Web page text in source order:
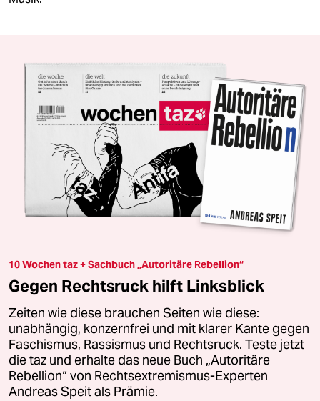
10 Wochen taz + Sachbuch „Autoritäre Rebellion“
Gegen Rechtsruck hilft Linksblick
Zeiten wie diese brauchen Seiten wie diese:
unabhängig, konzernfrei und mit klarer Kante gegen
Faschismus, Rassismus und Rechtsruck. Teste jetzt
die taz und erhalte das neue Buch „Autoritäre
Rebellion“ von Rechtsextremismus-Experten
Andreas Speit als Prämie.